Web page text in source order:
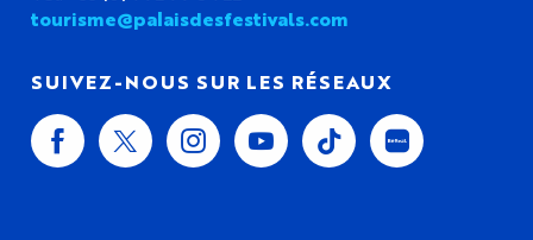
tourisme@palaisdesfestivals.com
SUIVEZ-NOUS SUR LES RÉSEAUX